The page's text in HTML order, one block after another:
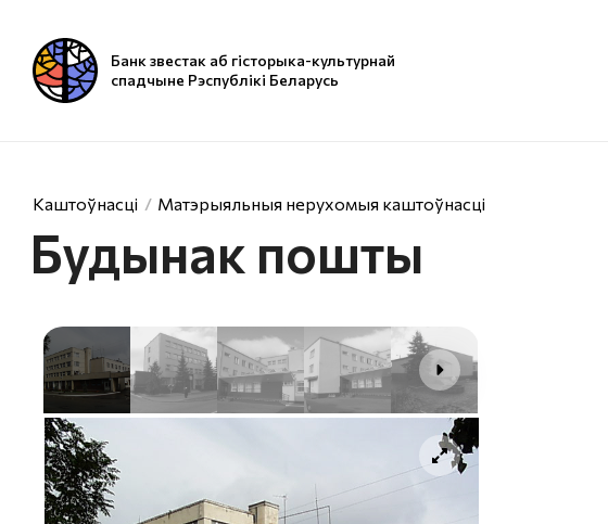
Банк звестак аб гісторыка-культурнай
спадчыне Рэспублікі Беларусь
Каштоўнасці Матэрыяльныя нерухомыя каштоўнасці
Будынак пошты